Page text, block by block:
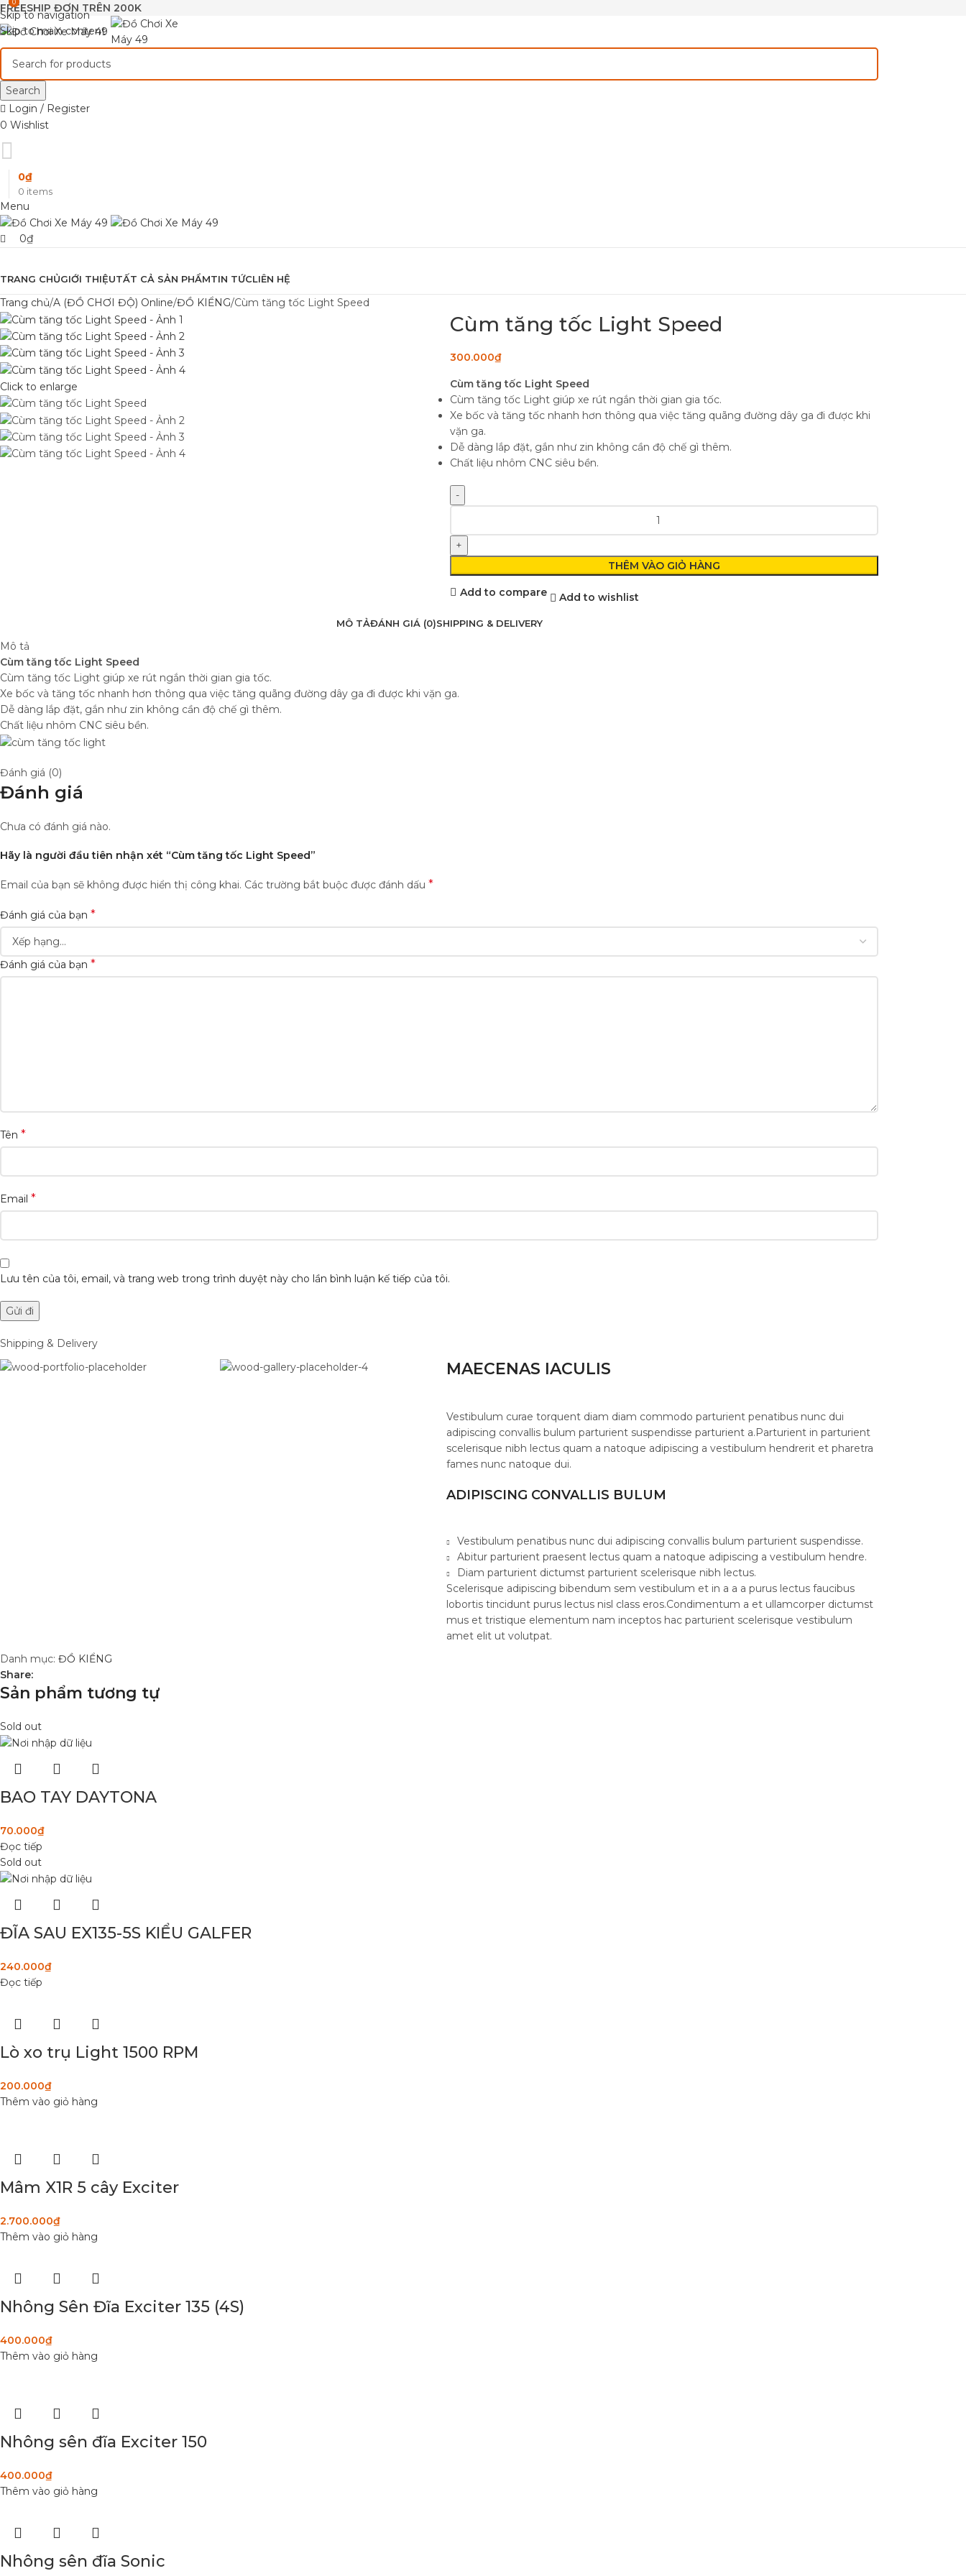
Skip to navigation
Skip to main content
FREESHIP ĐƠN TRÊN 200K
Search
Login / Register
0 Wishlist
0 items
0₫
Menu
0
0₫
TRANG CHỦGIỚI THIỆUTẤT CẢ SẢN PHẨMTIN TỨCLIÊN HỆ
Trang chủ A (ĐỒ CHƠI ĐỘ) Online ĐỒ KIỂNG Cùm tăng tốc Light Speed
Click to enlarge
Cùm tăng tốc Light Speed
300.000₫
Cùm tăng tốc Light Speed
Cùm tăng tốc Light giúp xe rút ngắn thời gian gia tốc.
Xe bốc và tăng tốc nhanh hơn thông qua việc tăng quãng đường dây ga đi được khi
vặn ga.
Dễ dàng lắp đặt, gắn như zin không cần độ chế gì thêm.
Chất liệu nhôm CNC siêu bền.
THÊM VÀO GIỎ HÀNG
Add to compare Add to wishlist
MÔ TẢĐÁNH GIÁ (0)SHIPPING & DELIVERY
Mô tả
Cùm tăng tốc Light Speed
Cùm tăng tốc Light giúp xe rút ngắn thời gian gia tốc.
Xe bốc và tăng tốc nhanh hơn thông qua việc tăng quãng đường dây ga đi được khi vặn ga.
Dễ dàng lắp đặt, gắn như zin không cần độ chế gì thêm.
Chất liệu nhôm CNC siêu bền.
Đánh giá (0)
Đánh giá
Chưa có đánh giá nào.
Hãy là người đầu tiên nhận xét “Cùm tăng tốc Light Speed”
Email của bạn sẽ không được hiển thị công khai. Các trường bắt buộc được đánh dấu *
Đánh giá của bạn *
Đánh giá của bạn *
Tên *
Email *
Lưu tên của tôi, email, và trang web trong trình duyệt này cho lần bình luận kế tiếp của tôi.
Shipping & Delivery
MAECENAS IACULIS
Vestibulum curae torquent diam diam commodo parturient penatibus nunc dui
adipiscing convallis bulum parturient suspendisse parturient a.Parturient in parturient
scelerisque nibh lectus quam a natoque adipiscing a vestibulum hendrerit et pharetra
fames nunc natoque dui.
ADIPISCING CONVALLIS BULUM
Vestibulum penatibus nunc dui adipiscing convallis bulum parturient suspendisse.
Abitur parturient praesent lectus quam a natoque adipiscing a vestibulum hendre.
Diam parturient dictumst parturient scelerisque nibh lectus.
Scelerisque adipiscing bibendum sem vestibulum et in a a a purus lectus faucibus
lobortis tincidunt purus lectus nisl class eros.Condimentum a et ullamcorper dictumst
mus et tristique elementum nam inceptos hac parturient scelerisque vestibulum
amet elit ut volutpat.
Danh mục: ĐỒ KIỂNG
Share:
Sản phẩm tương tự
Sold out
BAO TAY DAYTONA
70.000₫
Đọc tiếp
Sold out
ĐĨA SAU EX135-5S KIỂU GALFER
240.000₫
Đọc tiếp
Lò xo trụ Light 1500 RPM
200.000₫
Thêm vào giỏ hàng
Mâm X1R 5 cây Exciter
2.700.000₫
Thêm vào giỏ hàng
Nhông Sên Đĩa Exciter 135 (4S)
400.000₫
Thêm vào giỏ hàng
Nhông sên đĩa Exciter 150
400.000₫
Thêm vào giỏ hàng
Nhông sên đĩa Sonic
0